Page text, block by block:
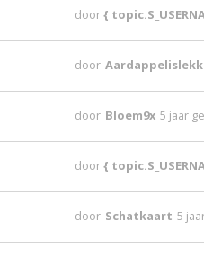
door{
door
door Bloem9x 5 jaar
door{
door Schatkaart 5